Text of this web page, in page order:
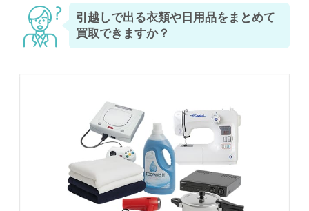
引越しで出る衣類や日用品をまとめて
買取できますか？